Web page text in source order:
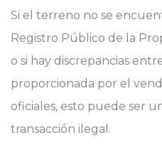
Si el terreno no se
Registro Público de la
o si hay discrepancias
proporcionada por el
oficiales, esto puede ser
transacción ilegal.